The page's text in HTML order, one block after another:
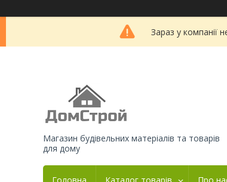
Зараз у компанії
Магазин будівельних матеріалів та товарів
для дому